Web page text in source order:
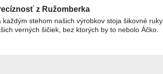
z Ružomberka
každým stehom našich výrobkov stoja šikovné ruky
verných šičiek, bez ktorých by to nebolo Áčko.